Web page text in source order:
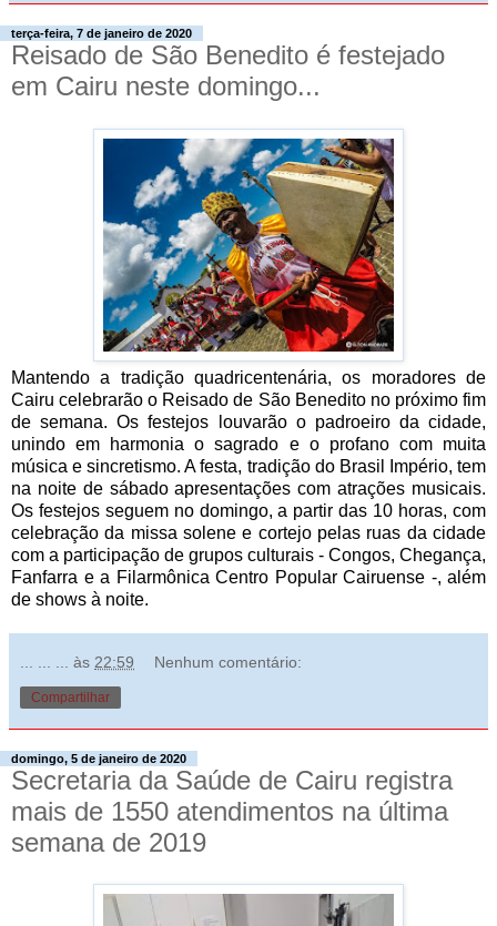
terça-feira, 7 de janeiro de 2020
Reisado de São Benedito é festejado
em Cairu neste domingo...
Mantendo a tradição quadricentenária, os moradores de
Cairu celebrarão o Reisado de São Benedito no próximo fim
de semana. Os festejos louvarão o padroeiro da cidade,
unindo em harmonia o sagrado e o profano com muita
música e sincretismo. A festa, tradição do Brasil Império, tem
na noite de sábado apresentações com atrações musicais.
Os festejos seguem no domingo, a partir das 10 horas, com
celebração da missa solene e cortejo pelas ruas da cidade
com a participação de grupos culturais - Congos, Chegança,
Fanfarra e a Filarmônica Centro Popular Cairuense -, além
de shows à noite.
às 22:59 Nenhum comentário:
Compartilhar
domingo, 5 de janeiro de 2020
Secretaria da Saúde de Cairu registra
mais de 1550 atendimentos na última
semana de 2019